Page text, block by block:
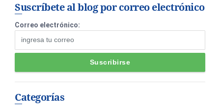
Suscríbete al blog por correo electrónico
Correo electrónico:
Categorías